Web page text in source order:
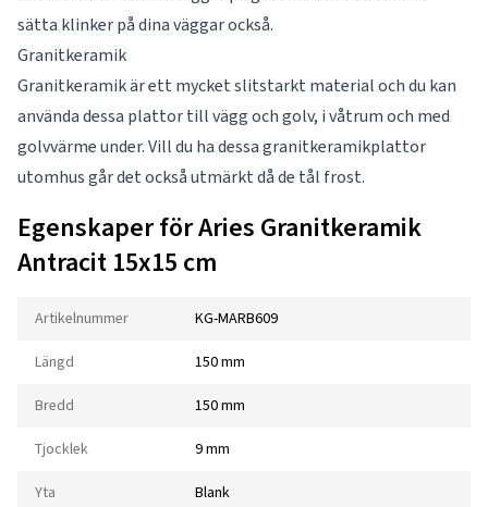
sätta klinker på dina väggar också.
Granitkeramik
Granitkeramik är ett mycket slitstarkt material och du kan
använda dessa plattor till vägg och golv, i våtrum och med
golvvärme under. Vill du ha dessa granitkeramikplattor
utomhus går det också utmärkt då de tål frost.
Egenskaper för Aries Granitkeramik
Antracit 15x15 cm
Artikelnummer KG-MARB609
Längd 150 mm
Bredd 150 mm
Tjocklek 9 mm
Yta Blank